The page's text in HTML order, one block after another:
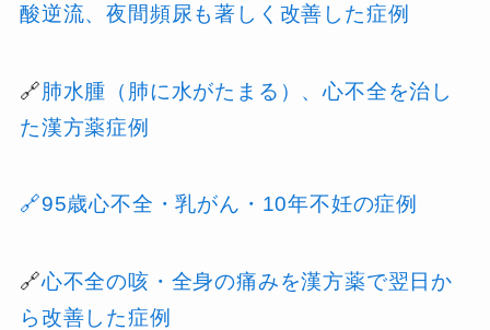
酸逆流、夜間頻尿も著しく改善した症例
🔗肺水腫（肺に水がたまる）、心不全を治し
た漢方薬症例
🔗95歳心不全・乳がん・10年不妊の症例
🔗心不全の咳・全身の痛みを漢方薬で翌日か
ら改善した症例